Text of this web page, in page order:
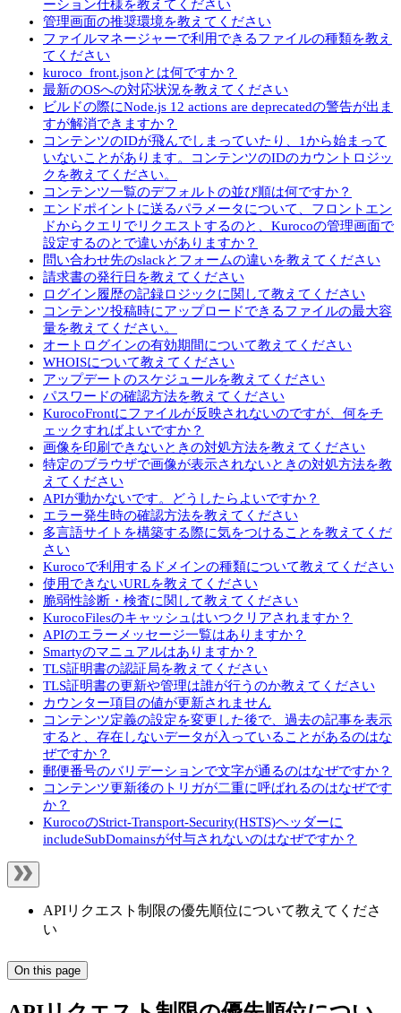
ーション仕様を教えてください
管理画面の推奨環境を教えてください
ファイルマネージャーで利用できるファイルの種類を教え
てください
kuroco_front.jsonとは何ですか？
最新のOSへの対応状況を教えてください
ビルドの際にNode.js 12 actions are deprecatedの警告が出ま
すが解消できますか？
コンテンツのIDが飛んでしまっていたり、1から始まって
いないことがあります。コンテンツのIDのカウントロジッ
クを教えてください。
コンテンツ一覧のデフォルトの並び順は何ですか？
エンドポイントに送るパラメータについて、フロントエン
ドからクエリでリクエストするのと、Kurocoの管理画面で
設定するのとで違いがありますか？
問い合わせ先のslackとフォームの違いを教えてください
請求書の発行日を教えてください
ログイン履歴の記録ロジックに関して教えてください
コンテンツ投稿時にアップロードできるファイルの最大容
量を教えてください。
オートログインの有効期間について教えてください
WHOISについて教えてください
アップデートのスケジュールを教えてください
パスワードの確認方法を教えてください
KurocoFrontにファイルが反映されないのですが、何をチ
ェックすればよいですか？
画像を印刷できないときの対処方法を教えてください
特定のブラウザで画像が表示されないときの対処方法を教
えてください
APIが動かないです。どうしたらよいですか？
エラー発生時の確認方法を教えてください
多言語サイトを構築する際に気をつけることを教えてくだ
さい
Kurocoで利用するドメインの種類について教えてください
使用できないURLを教えてください
脆弱性診断・検査に関して教えてください
KurocoFilesのキャッシュはいつクリアされますか？
APIのエラーメッセージ一覧はありますか？
Smartyのマニュアルはありますか？
TLS証明書の認証局を教えてください
TLS証明書の更新や管理は誰が行うのか教えてください
カウンター項目の値が更新されません
コンテンツ定義の設定を変更した後で、過去の記事を表示
すると、存在しないデータが入っていることがあるのはな
ぜですか？
郵便番号のバリデーションで文字が通るのはなぜですか？
コンテンツ更新後のトリガが二重に呼ばれるのはなぜです
か？
KurocoのStrict-Transport-Security(HSTS)ヘッダーに
includeSubDomainsが付与されないのはなぜですか？
APIリクエスト制限の優先順位について教えてくださ
い
On this page